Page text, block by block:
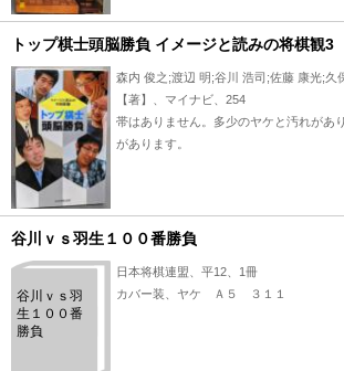
トップ棋士頭脳勝負 イメージと読みの将棋観3
森内 俊之;渡辺 明;谷川 浩司;佐藤 康光;久
【著】、マイナビ、254
帯はありません。多少のヤケと汚れがあ
があります。
谷川ｖｓ羽生１００番勝負
谷川ｖｓ羽
生１００番
勝負
日本将棋連盟、平12、1冊
カバー装、ヤケ Ａ５ ３１１